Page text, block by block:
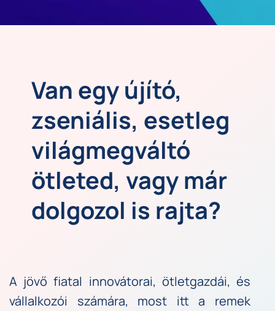
Van egy újító,
zseniális, esetleg
világmegváltó
ötleted, vagy már
dolgozol is rajta?
A jövő fiatal innovátorai, ötletgazdái, és
vállalkozói számára, most itt a remek